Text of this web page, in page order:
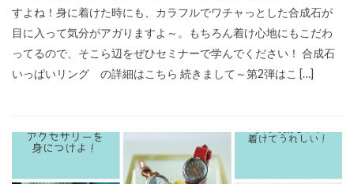
すよね！身に着けた時にも、カラフルでワチャっとした合成石が
目に入って気分がアガりますよ～。もちろん着け心地にもこだわ
ってるので、そこら辺をぜひセミナーで学んでください！ 合成石
いっぱいリング の詳細はこちら 続きまして～第2弾はこ […]